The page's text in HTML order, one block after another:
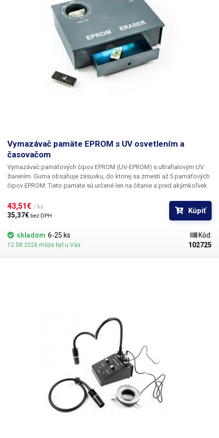
Vymazávač pamäte EPROM s UV osvetlením a
časovačom
Vymazávač pamäťových čipov EPROM (UV-EPROM) s ultrafialovým UV
žiarením. Guma obsahuje zásuvku, do ktorej sa zmestí až 5 pamäťových
čipov EPROM. Tieto pamäte sú určené len na čítanie a pred akýmkoľvek
žiarenia. Guma obsahuje mechanický časovač, ktorý možno nastaviť až
na 60 minút. Na úplné vymazanie pamäte EPROM sa odporúča čas
medzi 11 - 15 minútami. Kratší čas nevymaže celú pamäť. Pred vložením
pamäte do vymazávača musíte odstrániť nálepky alebo horúcu vodivú
pastu, ktorá pokrýva priehľadné okienko s čipom.
43,51€ / ks
35,37€ bez DPH
Kúpiť
skladom 6-25 ks
12.08.2026 môže byť u Vás
Kód:
102725